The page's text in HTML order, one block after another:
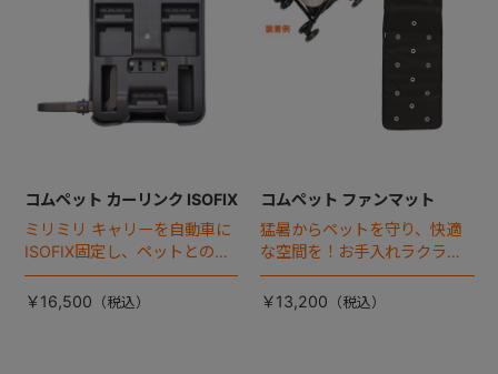
コムペット カーリンク ISOFIX
ミリミリ キャリーを自動車に
ISOFIX固定し、ペットとの車
移動をカンタン・快適に！
￥16,500
コムペット ファンマット
猛暑からペットを守り、快適
な空間を！お手入れラクラク
な「ファンマット」が登場！
￥13,200